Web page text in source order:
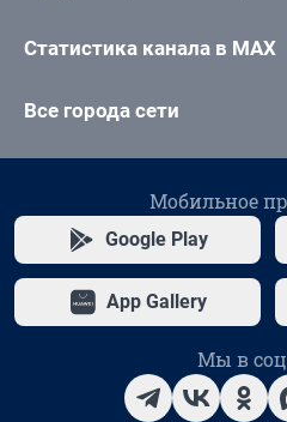
Статистика канала в MAX
Все города сети
Мобильное
Google Play
App Gallery
Мы в